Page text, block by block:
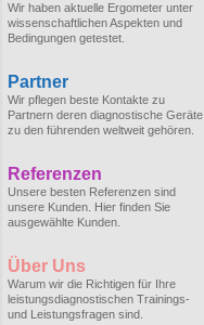
Wir haben aktuelle Ergometer unter
wissenschaftlichen Aspekten und
Bedingungen getestet.
Partner
Wir pflegen beste Kontakte zu
Partnern deren diagnostische Geräte
zu den führenden weltweit gehören.
Referenzen
Unsere besten Referenzen sind
unsere Kunden. Hier finden Sie
ausgewählte Kunden.
Über Uns
Warum wir die Richtigen für Ihre
leistungsdiagnostischen Trainings-
und Leistungsfragen sind.